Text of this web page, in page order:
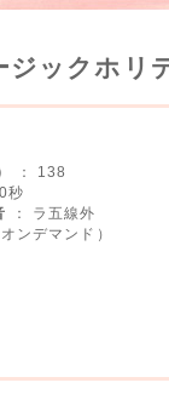
ジックホリ
： 138
秒
： ラ五線外
ンデマンド）